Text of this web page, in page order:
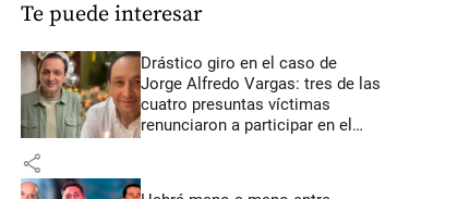
Te puede interesar
Drástico giro en el caso de
Jorge Alfredo Vargas: tres de las
cuatro presuntas víctimas
renunciaron a participar en el
share